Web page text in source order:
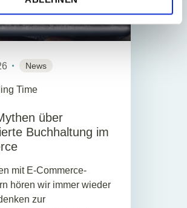
News
Time
über
Buchhaltung im
mit E-Commerce-
hören wir immer wieder
zur